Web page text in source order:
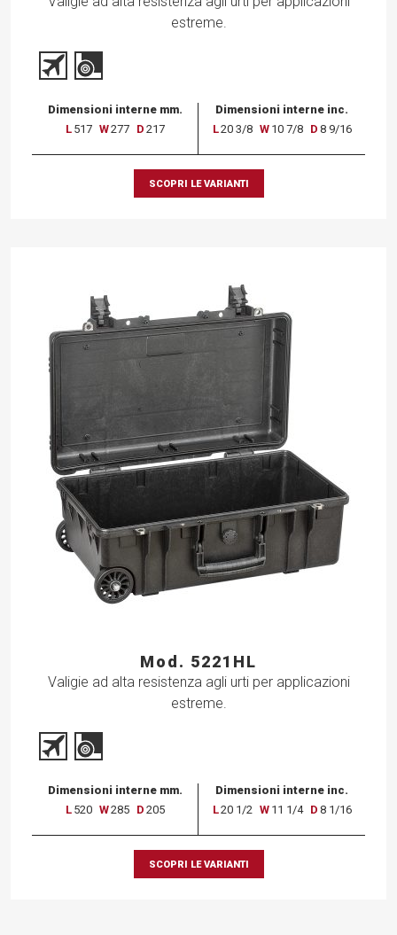
estreme.
Dimensioni interne mm.
L 517 W277 D 217
Dimensioni interne inc.
L20 3/8 W 10 7/8 D 8 9/16
SCOPRI LE VARIANTI
Mod. 5221HL
Valigie ad alta resistenza agli urti per applicazioni
estreme.
Dimensioni interne mm.
L 520 W285 D 205
Dimensioni interne inc.
L20 1/2 W 11 1/4 D 8 1/16
SCOPRI LE VARIANTI